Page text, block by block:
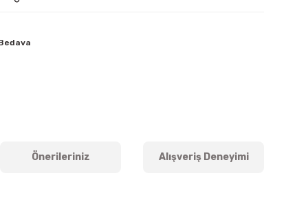
Önerileriniz Alışveriş Deneyimi